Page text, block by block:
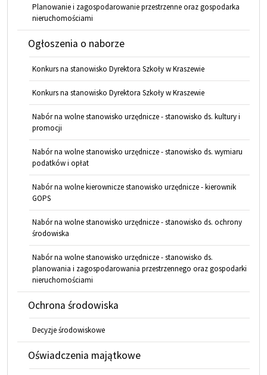
Planowanie i zagospodarowanie przestrzenne oraz gospodarka
nieruchomościami
Ogłoszenia o naborze
Konkurs na stanowisko Dyrektora Szkoły w Kraszewie
Konkurs na stanowisko Dyrektora Szkoły w Kraszewie
Nabór na wolne stanowisko urzędnicze - stanowisko ds. kultury i
promocji
Nabór na wolne stanowisko urzędnicze - stanowisko ds. wymiaru
podatków i opłat
Nabór na wolne kierownicze stanowisko urzędnicze - kierownik
GOPS
Nabór na wolne stanowisko urzędnicze - stanowisko ds. ochrony
środowiska
Nabór na wolne stanowisko urzędnicze - stanowisko ds.
planowania i zagospodarowania przestrzennego oraz gospodarki
nieruchomościami
Ochrona środowiska
Decyzje środowiskowe
Oświadczenia majątkowe